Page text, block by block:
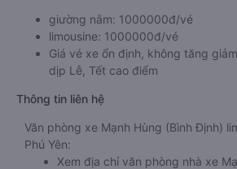
giường nằm: 1000000đ/vé
limousine: 1000000đ/vé
Giá vé xe ổn định, không tăng
dịp Lễ, Tết cao điểm
Thông tin liên hệ
Văn phòng xe Mạnh Hùng (Bình Định)
Phú Yên:
Xem địa chỉ văn phòng nhà xe